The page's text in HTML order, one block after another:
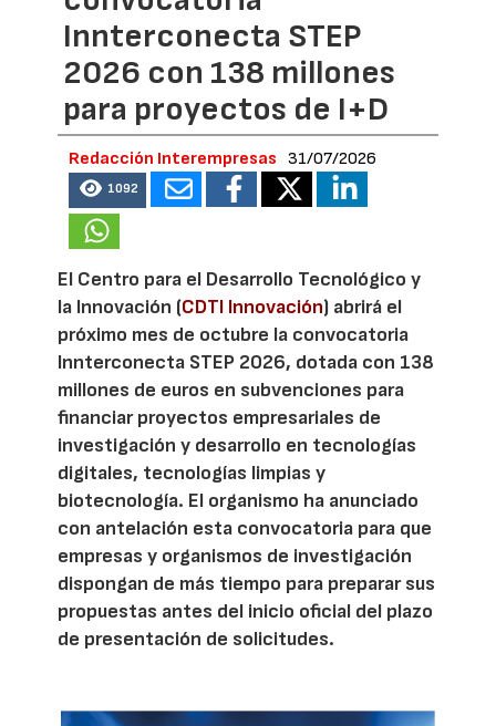
Innterconecta STEP
2026 con 138 millones
para proyectos de I+D
Redacción Interempresas 31/07/2026
1092
El Centro para el Desarrollo Tecnológico y
la Innovación (CDTI Innovación) abrirá el
próximo mes de octubre la convocatoria
Innterconecta STEP 2026, dotada con 138
millones de euros en subvenciones para
financiar proyectos empresariales de
investigación y desarrollo en tecnologías
digitales, tecnologías limpias y
biotecnología. El organismo ha anunciado
con antelación esta convocatoria para que
empresas y organismos de investigación
dispongan de más tiempo para preparar sus
propuestas antes del inicio oficial del plazo
de presentación de solicitudes.